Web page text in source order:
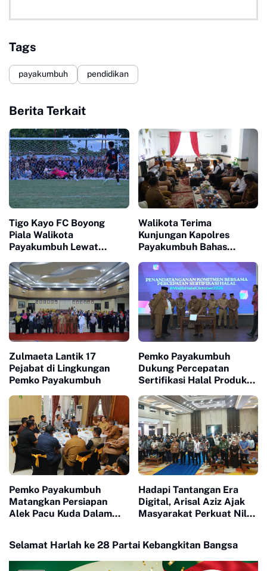
Tags
payakumbuh pendidikan
Berita Terkait
Tigo Kayo FC Boyong
Piala Walikota
Payakumbuh Lewat
Walikota Terima
Kunjungan Kapolres
Payakumbuh Bahas
Hankamtibmas
Zulmaeta Lantik 17
Pejabat di Lingkungan
Pemko Payakumbuh
Pemko Payakumbuh
Dukung Percepatan
Sertifikasi Halal Produk
Pemko Payakumbuh
Matangkan Persiapan
Alek Pacu Kuda Dalam
Hadapi Tantangan Era
Digital, Arisal Aziz Ajak
Masyarakat Perkuat Nilai
Selamat Harlah ke 28 Partai Kebangkitan Bangsa